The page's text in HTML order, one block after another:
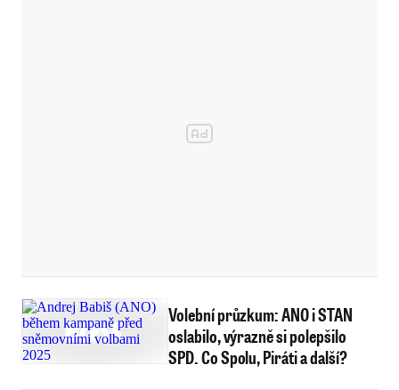
Volební průzkum: ANO i STAN
oslabilo, výrazně si polepšilo
SPD. Co Spolu, Piráti a další?